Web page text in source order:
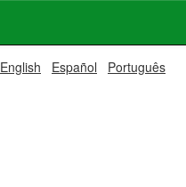
English Español Português